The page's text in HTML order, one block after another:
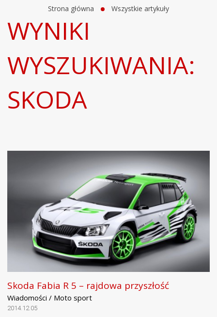
Strona główna Wszystkie artykuły
WYNIKI
WYSZUKIWANIA:
SKODA
Skoda Fabia R 5 – rajdowa przyszłość
Wiadomości / Moto sport
2014.12.05